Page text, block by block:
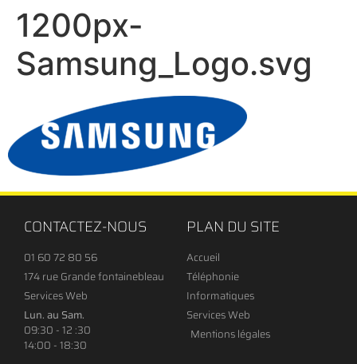
1200px-
Samsung_Logo.svg
CONTACTEZ-NOUS
01 60 72 80 56
174 rue Grande fontainebleau
Services Web
Lun. au Sam.
09:30 - 12 :30
14:00 - 18:30
PLAN DU SITE
Accueil
Téléphonie
Informatiques
Services Web
Mentions légales